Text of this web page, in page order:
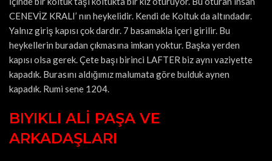
CENEVİZ KRALI’ nın heykelidir. Kendi de Koltuk da altındadır.
Yalnız giriş kapısı çok dardır. 7 basamakla içeri girilir. Bu
heykellerin buradan çıkmasına imkan yoktur. Başka yerden
kapısı olsa gerek. Çete başı birinci LAFTER biz aynı vaziyette
kapadık. Burasını aldığımız malumata göre bulduk aynen
kapadık. Rumi sene 1204.
BIYIKLI ALİ PAŞA VE
ARKADAŞLARI